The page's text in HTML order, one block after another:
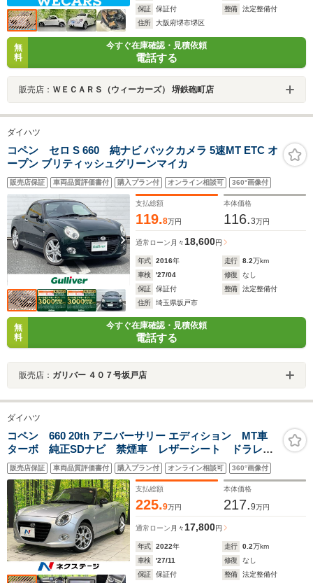
保証
保証付 整備
法定整備付
住所
大阪府堺市堺区
無
料
今すぐ在庫確認・見積依頼
電話する
販売店： ＷＥＣＡＲＳ（ウィーカーズ） 堺鉄砲町店
ダイハツ
コペン セロ S 660 純ナビ バックカメラ 5速MT ETC オ
ープン ブリティッシュグリーンマイカ
販売店保証 車両品質評価書付 購入プラン付 オンライン相談可 360°画像付
支払総額
119.8万円
本体価格
116.3万円
通常ローン 月々 18,600円
年式 2016年 走行 8.2万km
車検
'27/04 修復
なし
保証
保証付 整備
法定整備付
住所
埼玉県坂戸市
無
料
今すぐ在庫確認・見積依頼
電話する
販売店： ガリバー ４０７号坂戸店
ダイハツ
コペン 660 20th アニバーサリー エディション MT車
ターボ 純正SDナビ 禁煙車 レザーシート ドラレ
コ スマートキー LEDヘッド ETC オートライト
オートエアコン Bluetooth CD DVD再生 フルセグ
販売店保証 車両品質評価書付 購入プラン付 オンライン相談可 360°画像付
支払総額
225.9万円
本体価格
217.9万円
通常ローン 月々 17,800円
年式 2022年 走行 0.2万km
車検
'27/11 修復
なし
保証
保証付 整備
法定整備付